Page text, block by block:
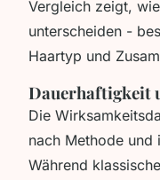
Vergleich zeigt,
unterscheiden -
Haartyp und
Dauerhaftigkeit
Die
nach Methode und
Während